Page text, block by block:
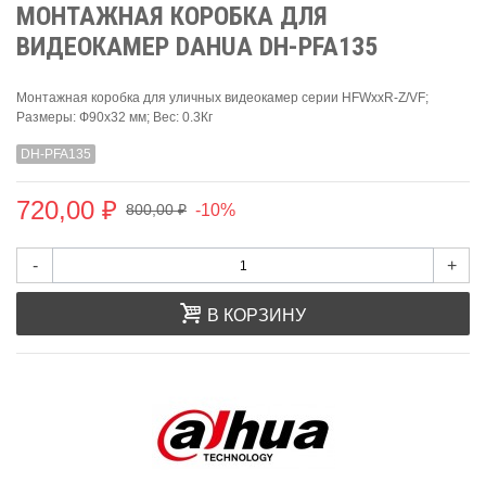
МОНТАЖНАЯ КОРОБКА ДЛЯ
ВИДЕОКАМЕР DAHUA DH-PFA135
Монтажная коробка для уличных видеокамер серии HFWxxR-Z/VF;
Размеры: Ф90x32 мм; Вес: 0.3Кг
DH-PFA135
720,00 ₽ 800,00 ₽ -10%
- +
В КОРЗИНУ